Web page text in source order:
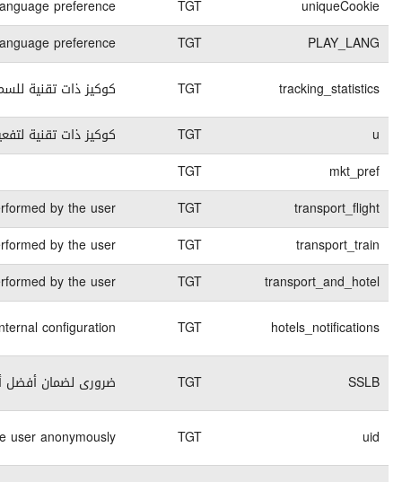
1 months
كوكيز تقنية
1 months
كوكيز تقنية
End of
session
كوكيز تقنية
بتسجيل الدخول
1 months
كوكيز تقنية
45 days
Contains the
7 days
كوكيز تقنية
Contains the
8 days
كوكيز تقنية
Contains the
7 days
كوكيز تقنية
End of
session
كوكيز تقنية
End of
session
كوكيز تقنية
End of
session كوكيز تقنية